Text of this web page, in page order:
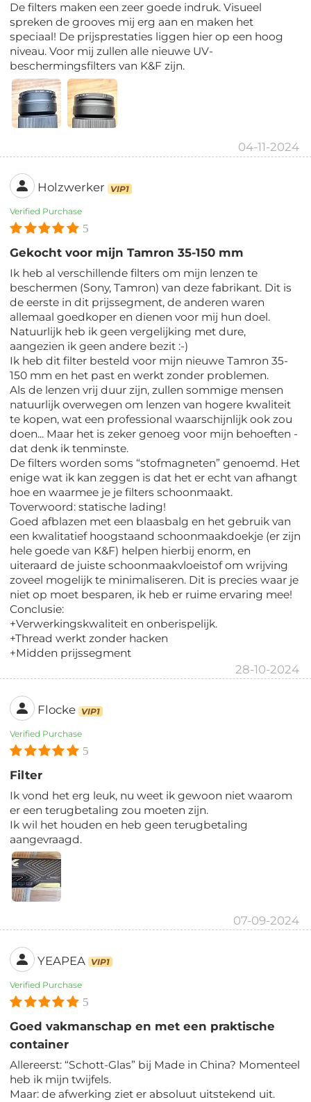
De filters maken een zeer goede indruk. Visueel
spreken de grooves mij erg aan en maken het
speciaal! De prijsprestaties liggen hier op een hoog
niveau. Voor mij zullen alle nieuwe UV-
beschermingsfilters van K&F zijn.
04-11-2024
Holzwerker VIP1
Verified Purchase
5
Gekocht voor mijn Tamron 35-150 mm
Ik heb al verschillende filters om mijn lenzen te
beschermen (Sony, Tamron) van deze fabrikant. Dit is
de eerste in dit prijssegment, de anderen waren
allemaal goedkoper en dienen voor mij hun doel.
Natuurlijk heb ik geen vergelijking met dure,
aangezien ik geen andere bezit :-)
Ik heb dit filter besteld voor mijn nieuwe Tamron 35-
150 mm en het past en werkt zonder problemen.
Als de lenzen vrij duur zijn, zullen sommige mensen
natuurlijk overwegen om lenzen van hogere kwaliteit
te kopen, wat een professional waarschijnlijk ook zou
doen... Maar het is zeker genoeg voor mijn behoeften -
dat denk ik tenminste.
De filters worden soms “stofmagneten” genoemd. Het
enige wat ik kan zeggen is dat het er echt van afhangt
hoe en waarmee je je filters schoonmaakt.
Toverwoord: statische lading!
Goed afblazen met een blaasbalg en het gebruik van
een kwalitatief hoogstaand schoonmaakdoekje (er zijn
hele goede van K&F) helpen hierbij enorm, en
uiteraard de juiste schoonmaakvloeistof om wrijving
zoveel mogelijk te minimaliseren. Dit is precies waar je
niet op moet besparen, ik heb er ruime ervaring mee!
Conclusie:
+Verwerkingskwaliteit en onberispelijk.
+Thread werkt zonder hacken
+Midden prijssegment
28-10-2024
Flocke VIP1
Verified Purchase
5
Filter
Ik vond het erg leuk, nu weet ik gewoon niet waarom
er een terugbetaling zou moeten zijn.
Ik wil het houden en heb geen terugbetaling
aangevraagd.
07-09-2024
YEAPEA VIP1
Verified Purchase
5
Goed vakmanschap en met een praktische
container
Allereerst: “Schott-Glas” bij Made in China? Momenteel
heb ik mijn twijfels.
Maar: de afwerking ziet er absoluut uitstekend uit.